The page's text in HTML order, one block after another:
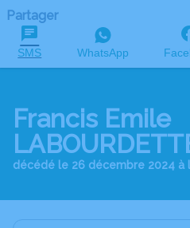
Partager
SMS WhatsApp
Francis Emile
décédé le 26 décembre 2024 à